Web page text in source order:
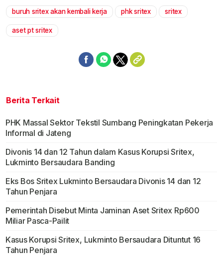
buruh sritex akan kembali kerja phk sritex sritex
aset pt sritex
Berita Terkait
PHK Massal Sektor Tekstil Sumbang Peningkatan Pekerja
Informal di Jateng
Divonis 14 dan 12 Tahun dalam Kasus Korupsi Sritex,
Lukminto Bersaudara Banding
Eks Bos Sritex Lukminto Bersaudara Divonis 14 dan 12
Tahun Penjara
Pemerintah Disebut Minta Jaminan Aset Sritex Rp600
Miliar Pasca-Pailit
Kasus Korupsi Sritex, Lukminto Bersaudara Dituntut 16
Tahun Penjara